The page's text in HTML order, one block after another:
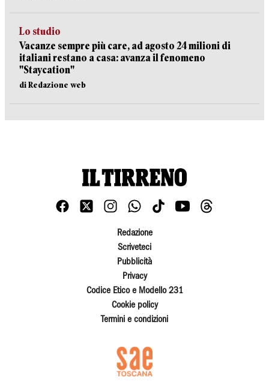
Lo studio
Vacanze sempre più care, ad agosto 24 milioni di
italiani restano a casa: avanza il fenomeno
"Staycation"
di Redazione web
Redazione
Scriveteci
Pubblicità
Privacy
Codice Etico e Modello 231
Cookie policy
Termini e condizioni